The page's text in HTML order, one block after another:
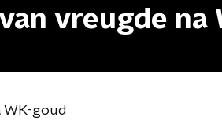
vreugde na
WK-goud